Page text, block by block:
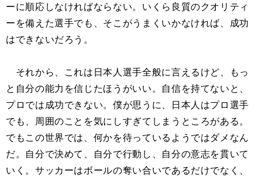
ーに順応しなければならない。いくら良質のクオリティ
ーを備えた選手でも、そこがうまくいかなければ、成功
はできないだろう。
それから、これは日本人選手全般に言えるけど、もっ
と自分の能力を信じたほうがいい。自信を持てないと、
プロでは成功できない。僕が思うに、日本人はプロ選手
でも、周囲のことを気にしすぎてしまうところがある。
でもこの世界では、何かを待っているようではダメなん
だ。自分で決めて、自分で行動し、自分の意志を貫いて
いく。サッカーはボールの奪い合いであるだけでなく、